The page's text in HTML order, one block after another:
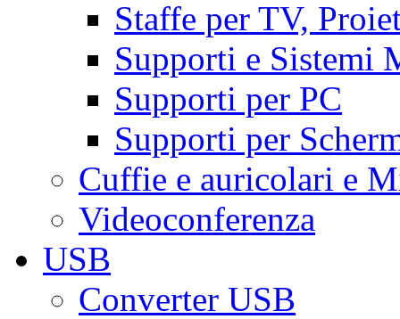
Staffe per TV,
Supporti e Sistemi
Supporti per PC
Supporti per
Cuffie e auricolari e
Videoconferenza
USB
Converter USB